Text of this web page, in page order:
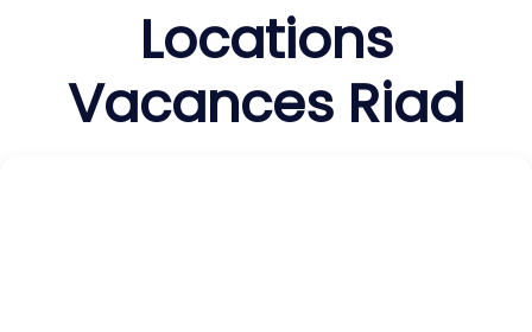
Locations
Vacances Riad